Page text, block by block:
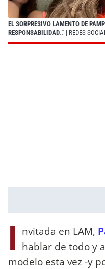
EL SORPRESIVO LAMENTO DE
RESPONSABILIDAD.." | REDES
I nvitada en LAM,
hablar de todo y
modelo esta vez -y